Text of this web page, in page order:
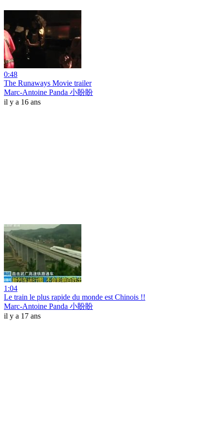
0:48
The Runaways Movie trailer
Marc-Antoine Panda 小盼盼
il y a 16 ans
1:04
Le train le plus rapide du monde est Chinois !!
Marc-Antoine Panda 小盼盼
il y a 17 ans